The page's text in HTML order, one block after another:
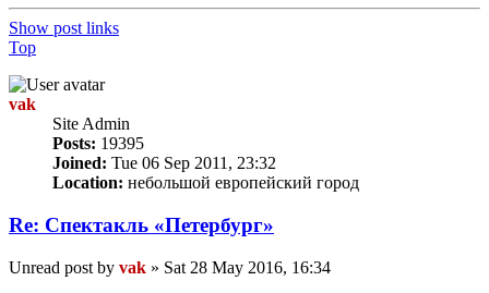
Show post links
Top
vak
Site Admin
Posts: 19395
Joined: Tue 06 Sep 2011, 23:32
Location: небольшой европейский город
Re: Спектакль «Петербург»
Unread post by vak » Sat 28 May 2016, 16:34